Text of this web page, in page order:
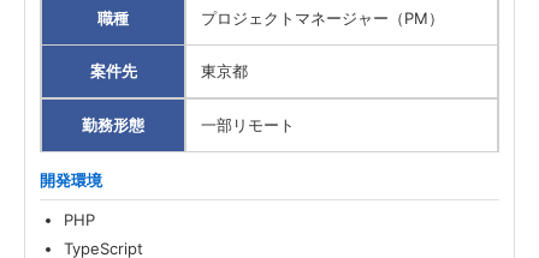
職種 プロジェクトマネージャー（PM）
案件先 東京都
勤務形態 一部リモート
開発環境
PHP
TypeScript